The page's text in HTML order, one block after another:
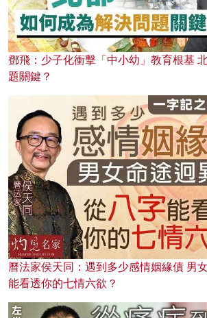
鄧飛：少子化衝擊「中小幼」教育根基
題關鍵？
曆法家侯天同：遇到多少感情姻緣債 男
能看透你的七情六欲？